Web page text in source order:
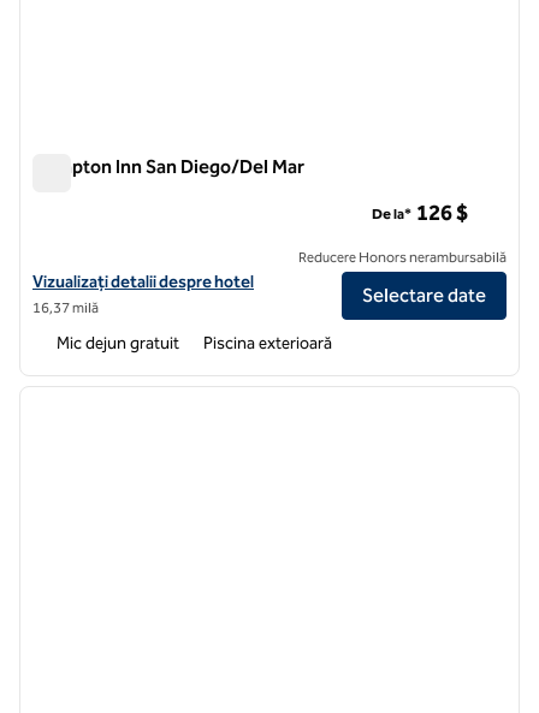
Hampton Inn San Diego/Del Mar
Vizualizați detaliile hotelului Hampton Inn San Diego/Del Mar
Vizualizați detalii despre hotel
16,37 milă
De la* 126 $
Reducere Honors nerambursabilă
Selectare date
Mic dejun gratuit Piscina exterioară
1 din 7